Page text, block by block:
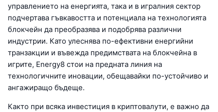
управлението на енергията, така и в игралния сектор
подчертава гъвкавостта и потенциала на технологията
блокчейн да преобразява и подобрява различни
индустрии. Като улеснява по-ефективни енергийни
транзакции и въвежда предимствата на блокчейна в
игрите, Energy8 стои на предната линия на
технологичните иновации, обещавайки по-устойчиво и
ангажиращо бъдеще.
Както при всяка инвестиция в криптовалути, е важно да